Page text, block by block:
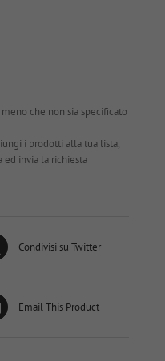
che non sia specificato
i prodotti alla tua lista,
ed invia la richiesta
Condivisi su Twitter
Email This Product